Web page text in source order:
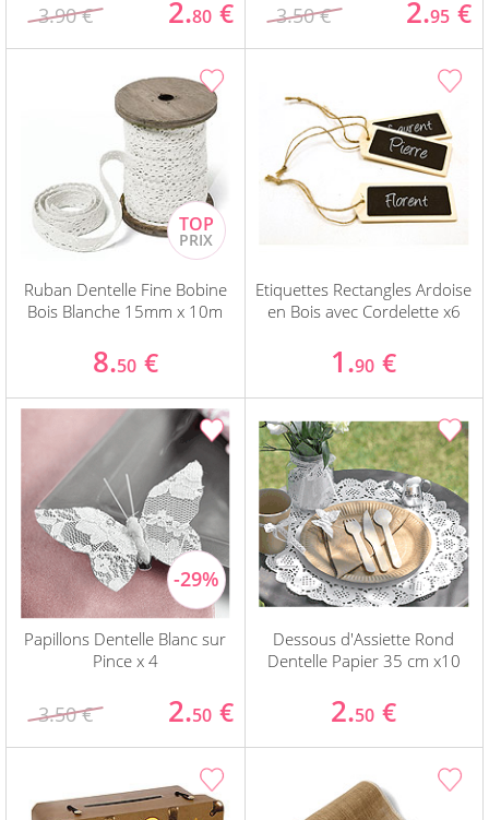
3.90 € 2.80 € 3.50 € 2.95 €
Ruban Dentelle Fine Bobine
Bois Blanche 15mm x 10m
8.50 €
Etiquettes Rectangles Ardoise
en Bois avec Cordelette x6
1.90 €
Papillons Dentelle Blanc sur
Pince x 4
3.50 € 2.50 €
Dessous d'Assiette Rond
Dentelle Papier 35 cm x10
2.50 €